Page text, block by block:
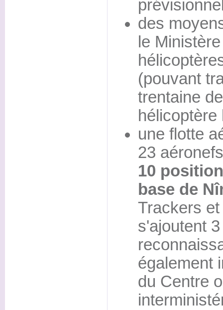
des
le
(pouvant
trentaine
hélicoptère
une flotte
23
10
base de
Trackers
s'ajoutent
également
du Centre